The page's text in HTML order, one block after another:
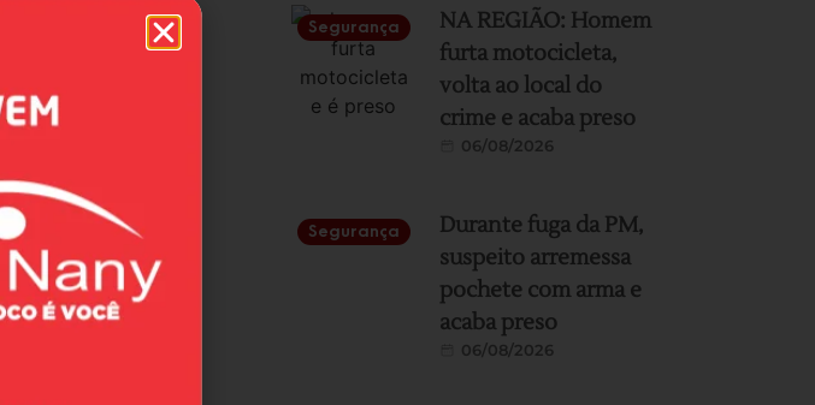
Segurança
NA REGIÃO: Homem
furta motocicleta,
volta ao local do
crime e acaba preso
06/08/2026
Segurança
Durante fuga da PM,
suspeito arremessa
pochete com arma e
acaba preso
06/08/2026